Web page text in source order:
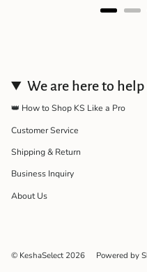
We are here to help
👑 How to Shop KS Like a Pro
Customer Service
Shipping & Return
Business Inquiry
About Us
© KeshaSelect 2026 Powered by